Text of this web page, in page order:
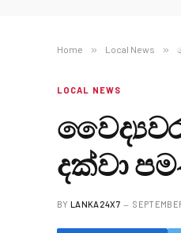
Home » Local News »
LOCAL NEWS
දක්වා
BY LANKA24X7